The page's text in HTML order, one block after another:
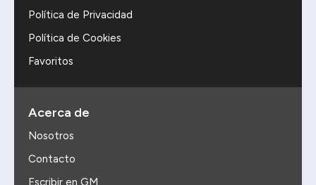
Política de Privacidad
Política de Cookies
Favoritos
Acerca de
Nosotros
Contacto
Escribir en GM